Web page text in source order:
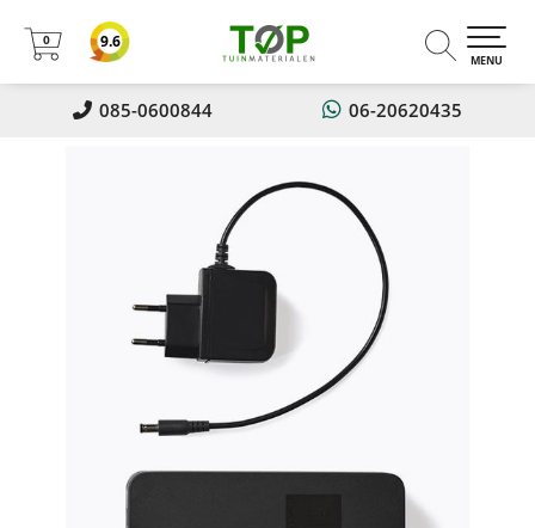
Nu 5% korting op alles!! Met
kortingscode: Zomer
06-20620435
085-0600844
0
0
MENU
9.6